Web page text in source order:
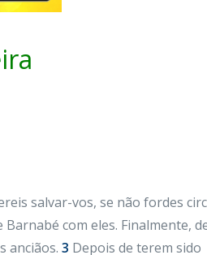
salvar-vos, se não fordes
com eles. Finalmente,
anciãos. 3 Depois de terem sido